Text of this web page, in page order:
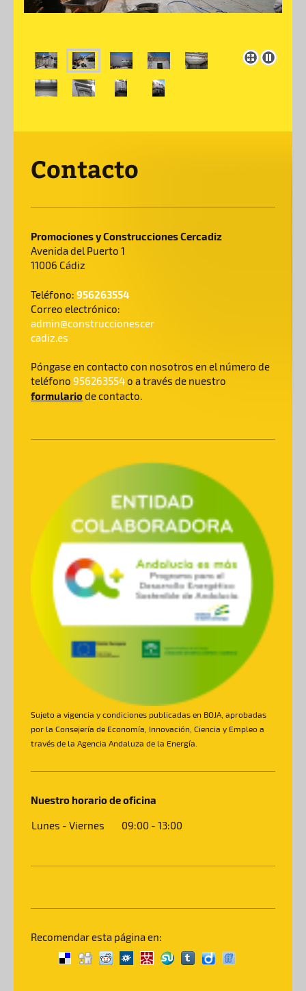
Contacto
Promociones y Construcciones Cercadiz
Avenida del Puerto 1
11006 Cádiz
Teléfono: 956263554
Correo electrónico:
admin@construccionescer
cadiz.es
Póngase en contacto con nosotros en el número de
teléfono 956263554o a través de nuestro
formulariode contacto.
Sujeto a vigencia y condiciones publicadas en BOJA, aprobadas
por la Consejería de Economía, Innovación, Ciencia y Empleo a
través de la Agencia Andaluza de la Energía.
Nuestro horario de oficina
Lunes - Viernes 09:00 - 13:00
Recomendar esta página en: